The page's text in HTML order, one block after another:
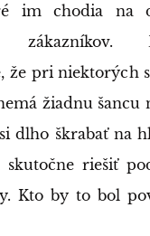
im chodia na
zákazníkov.
že pri niektorých
žiadnu šancu
dlho škrabať na
riešiť
Kto by to bol